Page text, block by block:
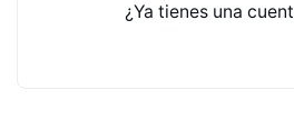
¿Ya tienes una